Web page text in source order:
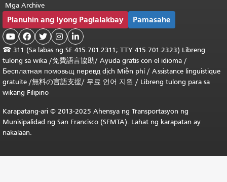
Mga Archive
Planuhin ang Iyong Paglalakbay Pamasahe
    
☎ 311 (Sa labas ng SF 415.701.2311; TTY 415.701.2323) Libreng
tulong sa wika /免費語言協助/ Ayuda gratis con el idioma /
Бесплатная помовьщ перевд dịch Miễn phí/ Assistance linguistique
gratuite /無料の言語支援/ 무료 언어 지원 / Libreng tulong para sa
wikang Filipino
Karapatang-ari © 2013-2025 Ahensya ng Transportasyon ng
Munisipalidad ng San Francisco (SFMTA). Lahat ng karapatan ay
nakalaan.